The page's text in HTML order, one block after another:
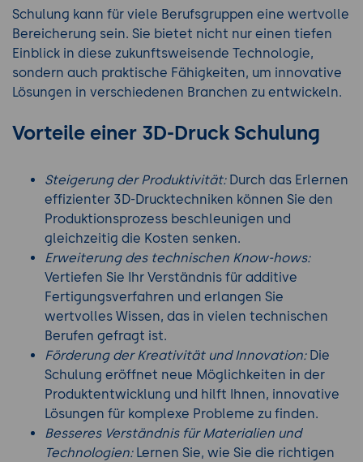
Schulung kann für viele Berufsgruppen eine wertvolle
Bereicherung sein. Sie bietet nicht nur einen tiefen
Einblick in diese zukunftsweisende Technologie,
sondern auch praktische Fähigkeiten, um innovative
Lösungen in verschiedenen Branchen zu entwickeln.
Vorteile einer 3D-Druck Schulung
Steigerung der Produktivität:Durch das Erlernen
effizienter 3D-Drucktechniken können Sie den
Produktionsprozess beschleunigen und
gleichzeitig die Kosten senken.
Erweiterung des technischen Know-hows:
Vertiefen Sie Ihr Verständnis für additive
Fertigungsverfahren und erlangen Sie
wertvolles Wissen, das in vielen technischen
Berufen gefragt ist.
Förderung der Kreativität und Innovation:Die
Schulung eröffnet neue Möglichkeiten in der
Produktentwicklung und hilft Ihnen, innovative
Lösungen für komplexe Probleme zu finden.
Besseres Verständnis für Materialien und
Technologien:Lernen Sie, wie Sie die richtigen